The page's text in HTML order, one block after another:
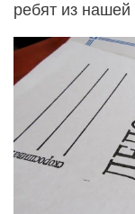
ребят из нашей